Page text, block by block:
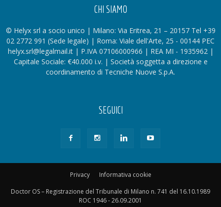
CHI SIAMO
© Helyx srl a socio unico | Milano: Via Eritrea, 21 – 20157 Tel +39
02 2772 991 (Sede legale) | Roma: Viale dell'Arte, 25 - 00144 PEC
helyx.srl@legalmail.it | P.IVA 07106000966 | REA MI - 1935962 |
Capitale Sociale: €40.000 i.v. | Società soggetta a direzione e
coordinamento di Tecniche Nuove S.p.A.
SEGUICI
Privacy
Informativa cookie
Doctor OS – Registrazione del Tribunale di Milano n. 741 del 16.10.1989
ROC 1946 - 26.09.2001